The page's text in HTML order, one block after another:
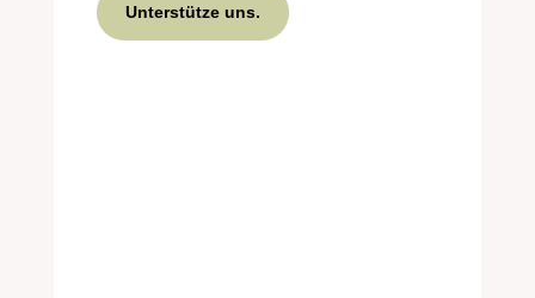
Unterstütze uns.